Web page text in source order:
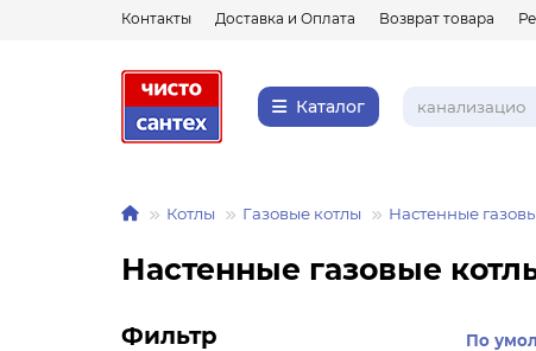
Контакты Доставка и Оплата Возврат товара
Каталог
Котлы Газовые котлы Настенные
Настенные газовые
Фильтр По